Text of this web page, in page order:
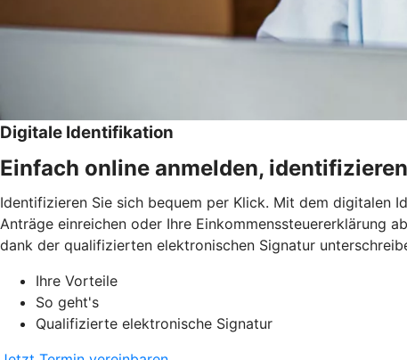
Digitale Identifikation
Einfach online anmelden,
Identifizieren Sie sich bequem per Klick. Mit dem digitalen
Anträge einreichen oder Ihre Einkommenssteuererklärung
dank der qualifizierten elektronischen Signatur
Ihre Vorteile
So geht's
Qualifizierte elektronische Signatur